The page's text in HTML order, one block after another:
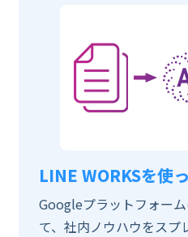
LINE WORKSを使
Googleプラットフォー
て、社内ノウハウをスプ